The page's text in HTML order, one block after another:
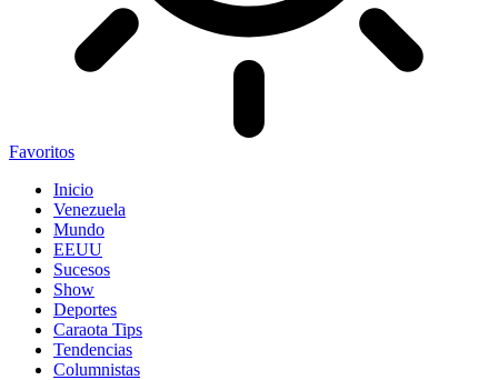
Favoritos
Inicio
Venezuela
Mundo
EEUU
Sucesos
Show
Deportes
Caraota Tips
Tendencias
Columnistas